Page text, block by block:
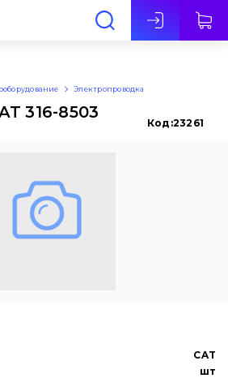
Электропроводка
316-8503
Код:23261
CAT
шт